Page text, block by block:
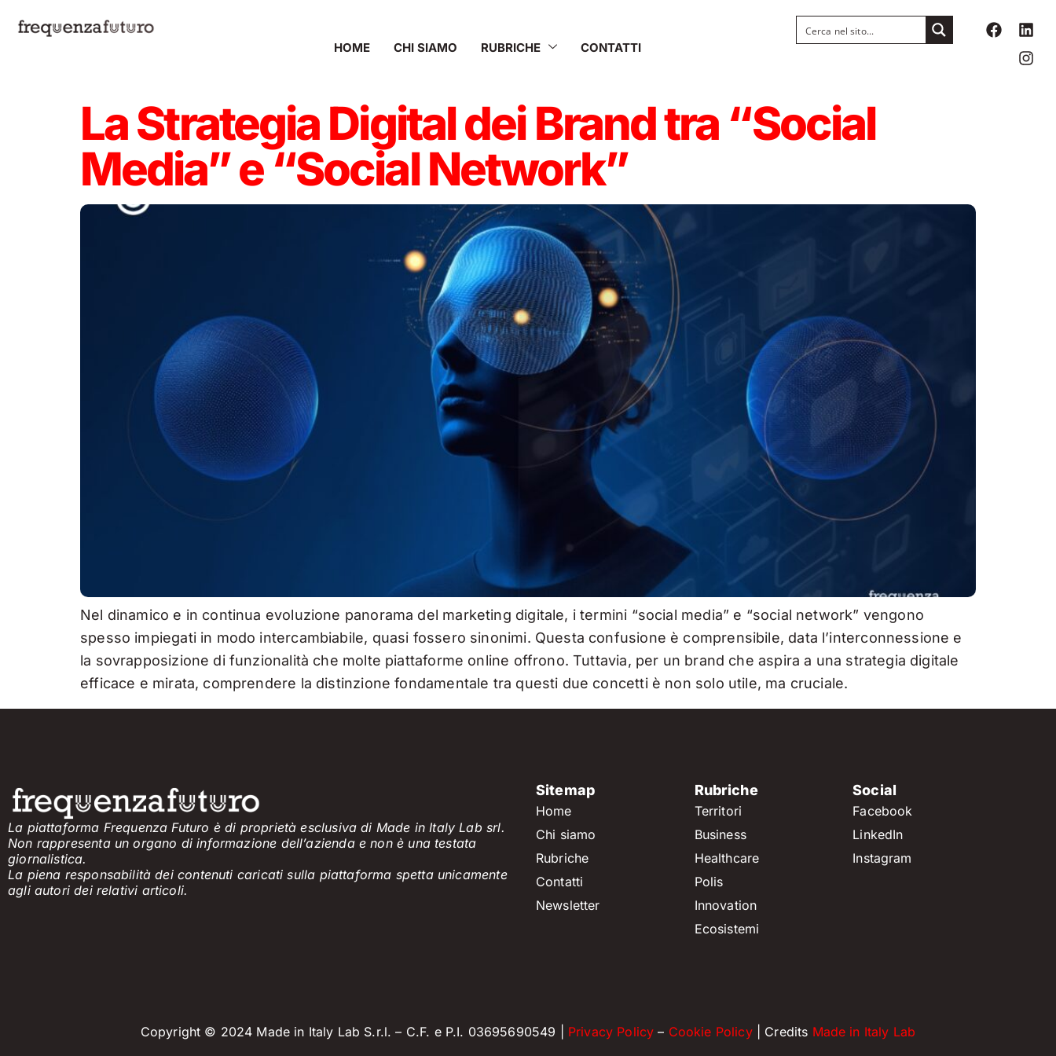
HOME CHI SIAMO RUBRICHE CONTATTI
La Strategia Digital dei Brand tra “Social
Media” e “Social Network”
Nel dinamico e in continua evoluzione panorama del marketing digitale, i termini “social media” e “social network” vengono
spesso impiegati in modo intercambiabile, quasi fossero sinonimi. Questa confusione è comprensibile, data l’interconnessione e
la sovrapposizione di funzionalità che molte piattaforme online offrono. Tuttavia, per un brand che aspira a una strategia digitale
efficace e mirata, comprendere la distinzione fondamentale tra questi due concetti è non solo utile, ma cruciale.
La piattaforma Frequenza Futuro è di proprietà esclusiva di Made in Italy Lab srl.
Non rappresenta un organo di informazione dell’azienda e non è una testata
giornalistica.
La piena responsabilità dei contenuti caricati sulla piattaforma spetta unicamente
agli autori dei relativi articoli.
Sitemap
Home
Chi siamo
Rubriche
Contatti
Newsletter
Rubriche
Territori
Business
Healthcare
Polis
Innovation
Ecosistemi
Social
Facebook
LinkedIn
Instagram
Copyright © 2024 Made in Italy Lab S.r.l. – C.F. e P.I. 03695690549 | Privacy Policy – Cookie Policy| Credits Made in Italy Lab